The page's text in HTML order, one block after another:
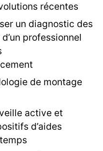
récentes
un diagnostic des
professionnel
de montage
active et
d’aides